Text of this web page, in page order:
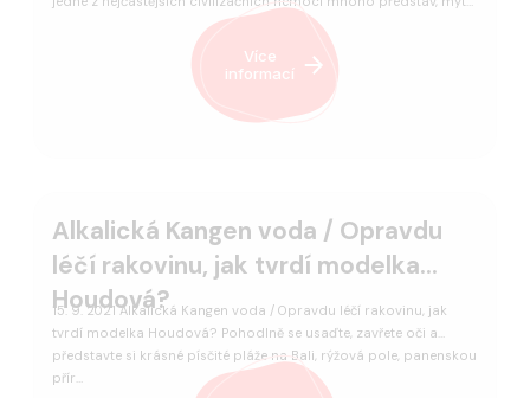
Více
informací
Alkalická Kangen voda / Opravdu
léčí rakovinu, jak tvrdí modelka
Houdová?
15. 9. 2021 Alkalická Kangen voda / Opravdu léčí rakovinu, jak
tvrdí modelka Houdová? Pohodlně se usaďte, zavřete oči a
představte si krásné písčité pláže na Bali, rýžová pole, panenskou
přír…